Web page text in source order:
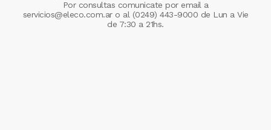
Por consultas comunicate por email a
servicios@eleco.com.aro al (0249) 443-9000 de Lun a Vie
de 7:30 a 21hs.